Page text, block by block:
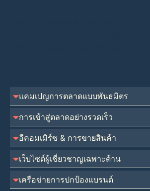
แคมเปญการตลาดแบบพันธมิตร
การเข้าสู่ตลาดอย่างรวดเร็ว
อีคอมเมิร์ซ & การขายสินค้า
เว็บไซต์ผู้เชี่ยวชาญเฉพาะด้าน
เครือข่ายการปกป้องแบรนด์